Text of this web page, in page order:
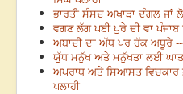
ਭਾਰਤੀ ਸੰਸਦ ਅਖਾੜਾ ਦੰਗਲ ਜਾਂ
ਵਗਣ ਲੱਗ ਪਈ ਪੁਰੇ ਦੀ ਵਾ ਪੰਜਾਬ
ਅਬਾਦੀ ਦਾ ਅੱਧ ਪਰ ਹੱਕ ਅਧੂਰੇ
ਯੁੱਧ ਮਨੁੱਖ ਅਤੇ ਮਨੁੱਖਤਾ ਲਈ
ਅਪਰਾਧ ਅਤੇ ਸਿਆਸਤ ਵਿਚਕਾਰ
ਪਲਾਹੀ